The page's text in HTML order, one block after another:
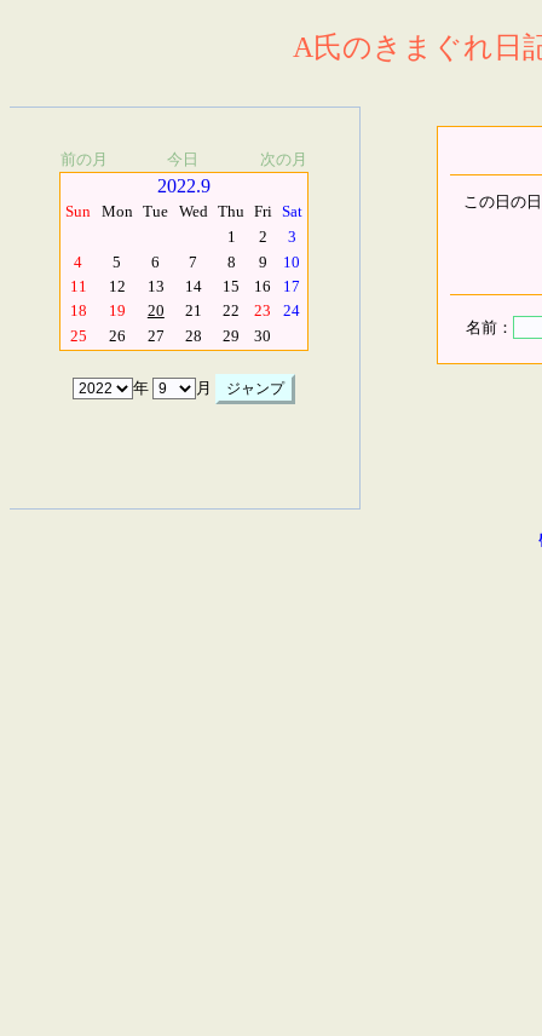
A氏のきまぐれ日
前の月 今日 次の月
2022.9
Sun Mon Tue Wed Thu Fri Sat
1
2
3
4
5 6 7 8 9
10
11
12 13 14 15 16
17
18
19 20 21 22 23
24
25
26 27 28 29 30
年 月
この日の
名前：